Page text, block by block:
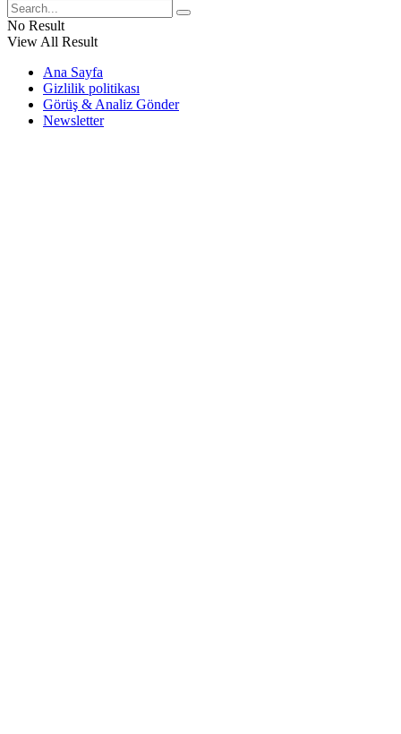
No Result
View All Result
Ana Sayfa
Gizlilik politikası
Görüş & Analiz Gönder
Newsletter